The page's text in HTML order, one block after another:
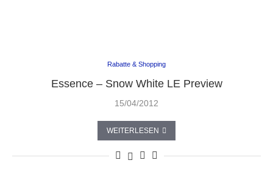
Rabatte & Shopping
Essence – Snow White LE Preview
15/04/2012
WEITERLESEN